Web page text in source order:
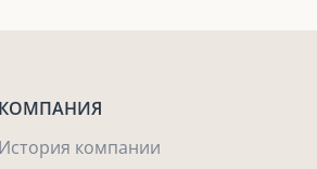
КОМПАНИЯ
История компании